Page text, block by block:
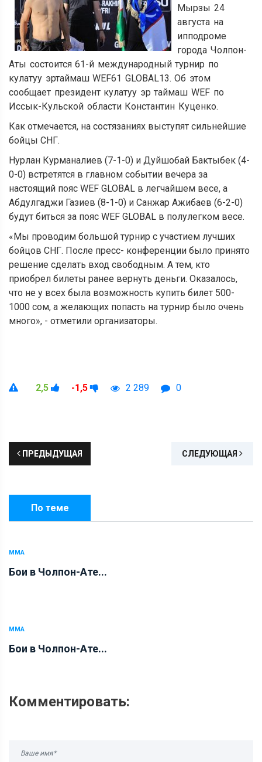
Мырзы 24
августа на
ипподроме
города Чолпон-
Аты состоится 61-й международный турнир по
кулатуу эртаймаш WEF61 GLOBAL13. Об этом
сообщает президент кулатуу эр таймаш WEF по
Иссык-Кульской области Константин Куценко.
Как отмечается, на состязаниях выступят сильнейшие
бойцы СНГ.
Нурлан Курманалиев (7-1-0) и Дуйшобай Бактыбек (4-
0-0) встретятся в главном событии вечера за
настоящий пояс WEF GLOBAL в легчайшем весе, а
Абдулгаджи Газиев (8-1-0) и Санжар Ажибаев (6-2-0)
будут биться за пояс WEF GLOBAL в полулегком весе.
«Мы проводим большой турнир с участием лучших
бойцов СНГ. После пресс- конференции было принято
решение сделать вход свободным. А тем, кто
приобрел билеты ранее вернуть деньги. Оказалось,
что не у всех была возможность купить билет 500-
1000 сом, а желающих попасть на турнир было очень
много», - отметили организаторы.
2,5 -1,5 2 289 0
ПРЕДЫДУЩАЯ СЛЕДУЮЩАЯ
По теме
ММА
Бои в Чолпон-Ате...
ММА
Бои в Чолпон-Ате...
Комментировать: